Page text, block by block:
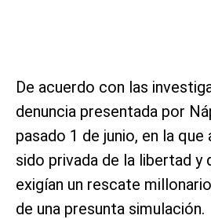
De acuerdo con las
denuncia presentada por
pasado 1 de junio, en la que
sido privada de la libertad y
exigían un rescate
de una presunta simulación.